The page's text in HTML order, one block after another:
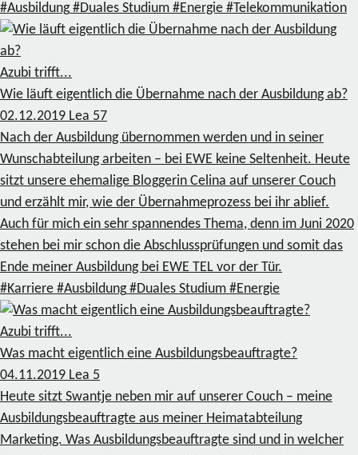
#Ausbildung #Duales Studium #Energie #Telekommunikation
Azubi trifft...
Wie läuft eigentlich die Übernahme nach der Ausbildung ab?
02.12.2019 Lea 57
Nach der Ausbildung übernommen werden und in seiner
Wunschabteilung arbeiten – bei EWE keine Seltenheit. Heute
sitzt unsere ehemalige Bloggerin Celina auf unserer Couch
und erzählt mir, wie der Übernahmeprozess bei ihr ablief.
Auch für mich ein sehr spannendes Thema, denn im Juni 2020
stehen bei mir schon die Abschlussprüfungen und somit das
Ende meiner Ausbildung bei EWE TEL vor der Tür.
#Karriere #Ausbildung #Duales Studium #Energie
Azubi trifft...
Was macht eigentlich eine Ausbildungsbeauftragte?
04.11.2019 Lea 5
Heute sitzt Swantje neben mir auf unserer Couch – meine
Ausbildungsbeauftragte aus meiner Heimatabteilung
Marketing. Was Ausbildungsbeauftragte sind und in welcher